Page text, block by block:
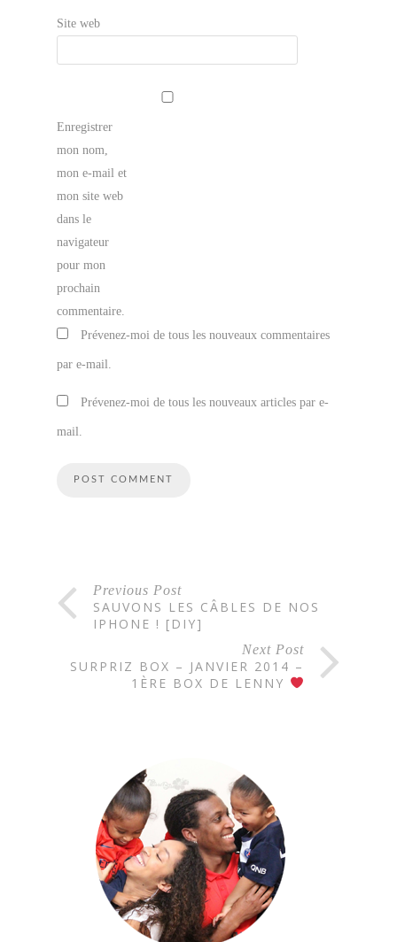
Site web
Enregistrer
mon nom,
mon e-mail et
mon site web
dans le
navigateur
pour mon
prochain
commentaire.
Prévenez-moi de tous les nouveaux commentaires
par e-mail.
Prévenez-moi de tous les nouveaux articles par e-
mail.
Previous Post
SAUVONS LES CÂBLES DE NOS
IPHONE ! [DIY]
Next Post
SURPRIZ BOX – JANVIER 2014 –
1ÈRE BOX DE LENNY